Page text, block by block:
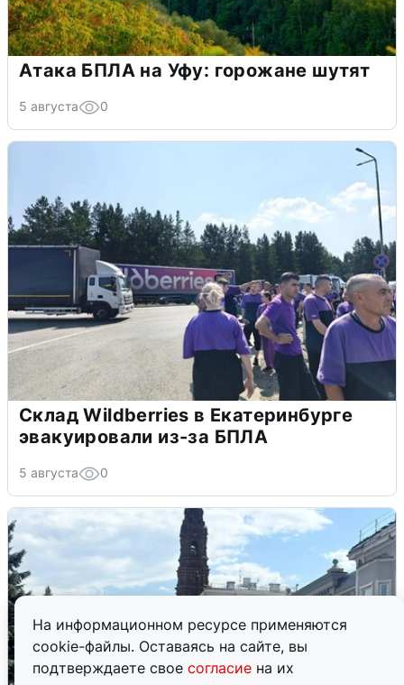
На информационном ресурсе применяются
cookie-файлы. Оставаясь на сайте, вы
подтверждаете свое согласие на их
Атака БПЛА на Уфу: горожане шутят
5 августа 0
Склад Wildberries в Екатеринбурге
эвакуировали из-за БПЛА
5 августа 0